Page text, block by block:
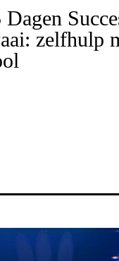
zelfhulp